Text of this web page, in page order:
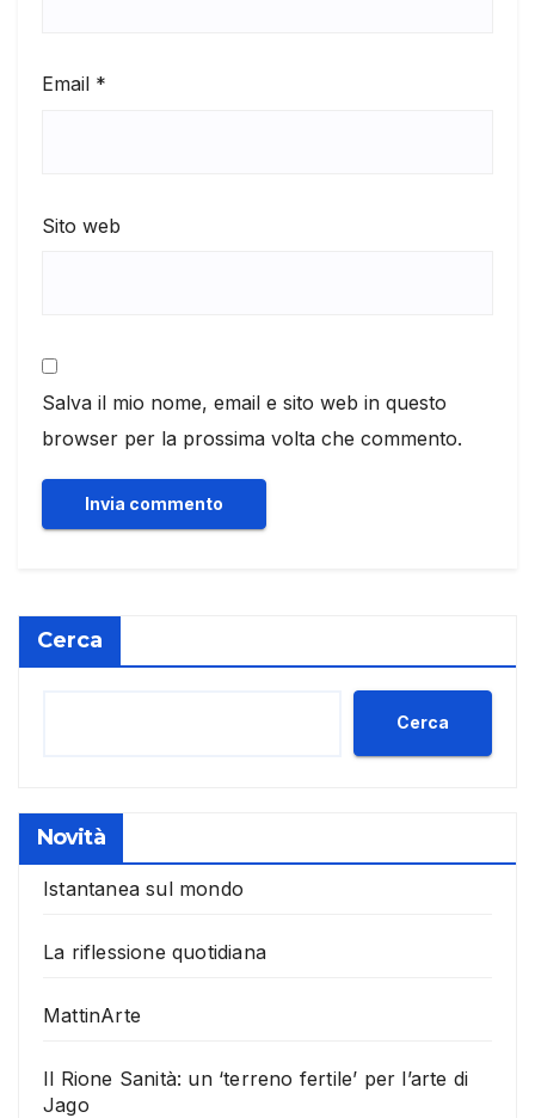
Email *
Sito web
Salva il mio nome, email e sito web in questo
browser per la prossima volta che commento.
Cerca
Cerca
Novità
Istantanea sul mondo
La riflessione quotidiana
MattinArte
Il Rione Sanità: un ‘terreno fertile’ per l’arte di
Jago